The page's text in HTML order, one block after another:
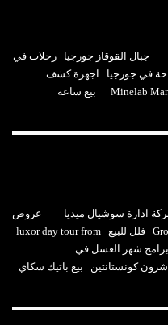
جبال القوقاز جورجيا
رحلات في
في جورجيا
اجهزة كشف
Minelab
بيع ساعة
ادارة سوشيال ميديا
عروض
فلل للبيع luxor day tour from
برامج شهر العسل في
كونستانتين
بيع باتيك سكاي